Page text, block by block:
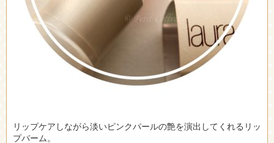
リップケアしながら淡いピンクパールの艶を演出してくれるリッ
プバーム。